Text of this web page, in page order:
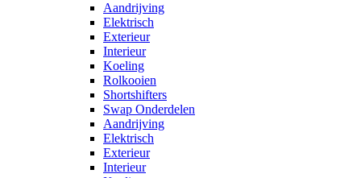
Aandrijving
Elektrisch
Exterieur
Interieur
Koeling
Rolkooien
Shortshifters
Swap Onderdelen
Aandrijving
Elektrisch
Exterieur
Interieur